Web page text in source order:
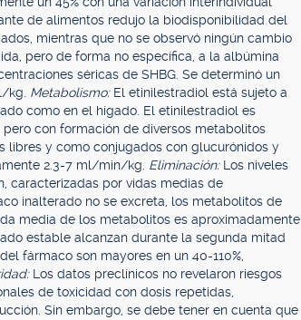
de alimentos redujo la biodisponibilidad del
mientras que no se observó ningún cambio
pero de forma no específica, a la albúmina
séricas de SHBG. Se determinó un
kg. Metabolismo: El etinilestradiol está sujeto a
como en el hígado. El etinilestradiol es
con formación de diversos metabolitos
libres y como conjugados con glucurónidos y
2.3-7 ml/min/kg. Eliminación: Los niveles
caracterizadas por vidas medias de
inalterado no se excreta, los metabolitos de
media de los metabolitos es aproximadamente
estable alcanzan durante la segunda mitad
fármaco son mayores en un 40-110%,
Los datos preclínicos no revelaron riesgos
de toxicidad con dosis repetidas,
Sin embargo, se debe tener en cuenta que